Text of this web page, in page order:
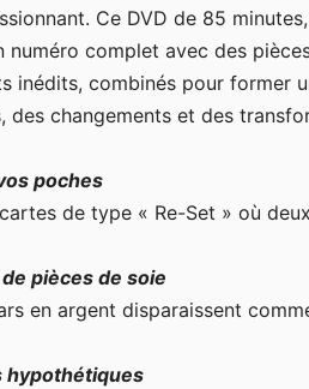
Ce DVD de 85
numéro complet avec des
inédits, combinés pour former
des changements et des
poches
de type « Re-Set » où
pièces de soie
en argent disparaissent
hypothétiques